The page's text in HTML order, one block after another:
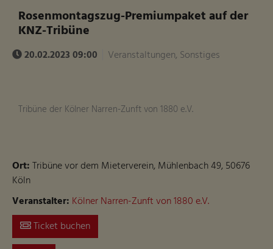
Rosenmontagszug-Premiumpaket auf der
KNZ-Tribüne
20.02.2023 09:00 Veranstaltungen, Sonstiges
Tribüne der Kölner Narren-Zunft von 1880 e.V.
Ort:Tribüne vor dem Mieterverein, Mühlenbach 49, 50676
Köln
Veranstalter: Kölner Narren-Zunft von 1880 e.V.
Ticket buchen